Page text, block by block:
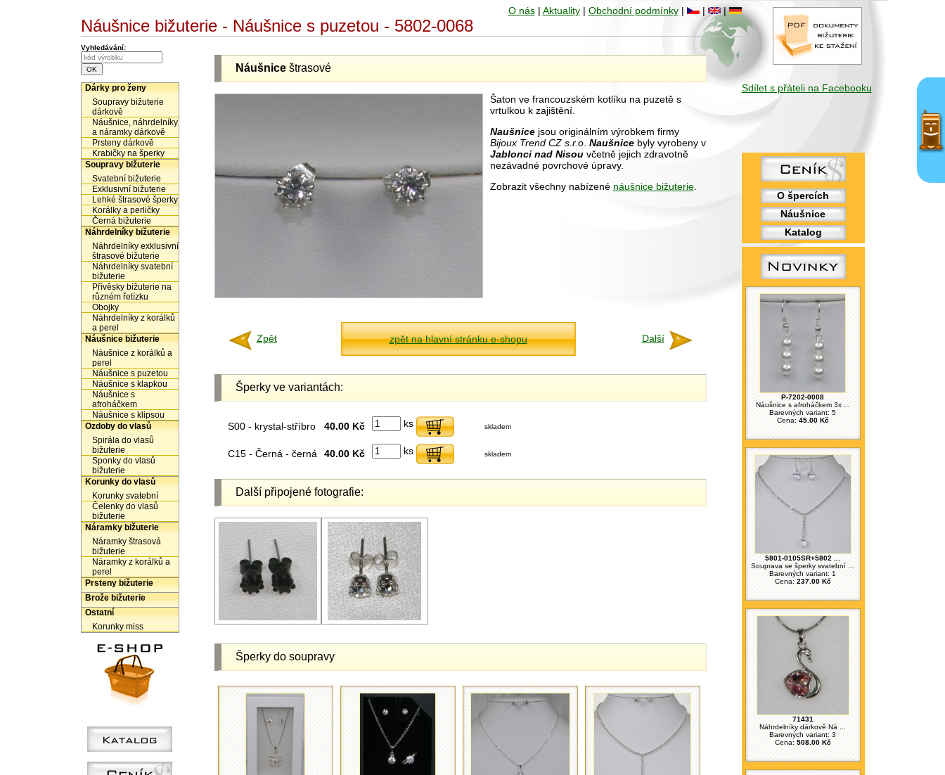
Sdílet s přáteli na Facebooku
O špercích
Náušnice
Katalog
P-7202-0008
Náušnice s afroháčkem 3x ...
Barevných variant: 5
Cena: 45.00 Kč
5801-0105SR+5802 ...
Souprava se šperky svatební ...
Barevných variant: 1
Cena: 237.00 Kč
71431
Náhrdelníky dárkově Ná ...
Barevných variant: 3
Cena: 508.00 Kč
O nás| Aktuality| Obchodní podmínky| | |
Náušnice bižuterie - Náušnice s puzetou - 5802-0068
Vyhledávání:
Dárky pro ženy
Soupravy bižuterie
dárkově
Náušnice, náhrdelníky
a náramky dárkově
Prsteny dárkově
Krabičky na šperky
Soupravy bižuterie
Svatební bižuterie
Exklusivní bižuterie
Lehké štrasové šperky
Korálky a perličky
Černá bižuterie
Náhrdelníky bižuterie
Náhrdelníky exklusivní
štrasové bižuterie
Náhrdelníky svatební
bižuterie
Přívěsky bižuterie na
různém řetízku
Obojky
Náhrdelníky z korálků
a perel
Náušnice bižuterie
Náušnice z korálků a
perel
Náušnice s puzetou
Náušnice s klapkou
Náušnice s
afroháčkem
Náušnice s klipsou
Ozdoby do vlasů
Spirála do vlasů
bižuterie
Sponky do vlasů
bižuterie
Korunky do vlasů
Korunky svatební
Čelenky do vlasů
bižuterie
Náramky bižuterie
Náramky štrasová
bižuterie
Náramky z korálků a
perel
Prsteny bižuterie
Brože bižuterie
Ostatní
Korunky miss
Náušnice štrasové
Šaton ve francouzském kotlíku na puzetě s
vrtulkou k zajištění.
Naušnicejsou originálním výrobkem firmy
Bijoux Trend CZ s.r.o. Naušnicebyly vyrobeny v
Jablonci nad Nisouvčetně jejich zdravotně
nezávadné povrchové úpravy.
Zobrazit všechny nabízené náušnice bižuterie.
Zpět zpět na hlavní stránku e-shopu Další
Šperky ve variantách:
S00 - krystal-stříbro 40.00 Kč ks skladem
C15 - Černá - černá 40.00 Kč ks skladem
Další připojené fotografie:
Šperky do soupravy